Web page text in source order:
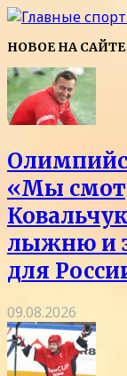
НОВОЕ НА САЙТЕ
«Мы
лыжню и
для
09.08.2026